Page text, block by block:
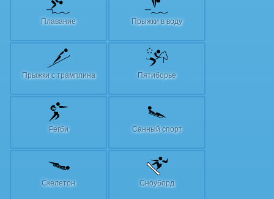
Плавание Прыжки в воду
Прыжки с трамплина Пятиборье
Регби Санный спорт
Скелетон Сноуборд